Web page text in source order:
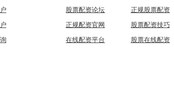
股票配资论坛
正规股票配资
正规配资官网
股票配资技巧
在线配资平台
股票在线配资